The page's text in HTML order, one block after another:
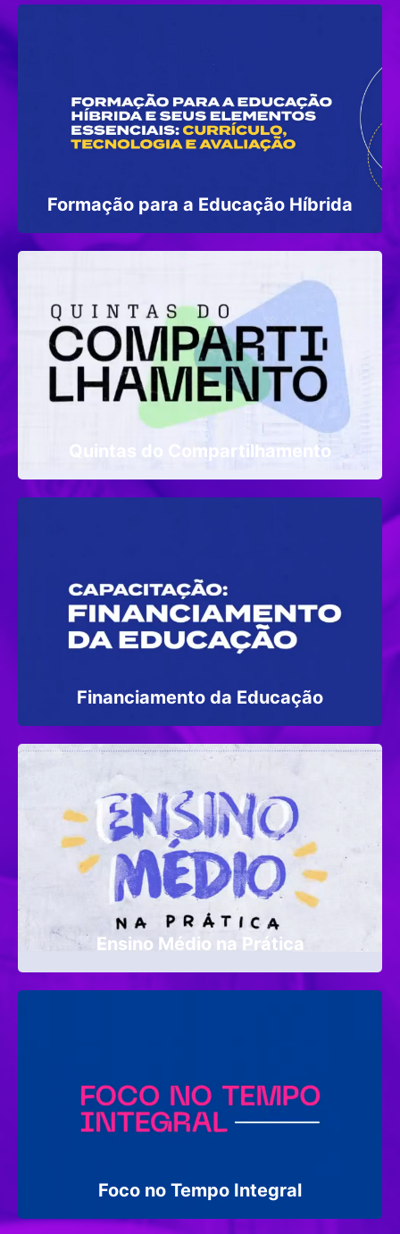
Formação para a Educação Híbrida
Quintas do Compartilhamento
Financiamento da Educação
Ensino Médio na Prática
Foco no Tempo Integral